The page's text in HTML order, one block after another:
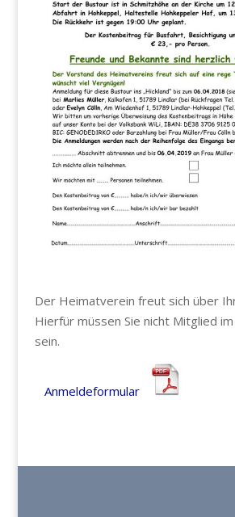
Der Heimatverein freut sich über
Hierfür müssen Sie nicht Mitglied
sein.
Anmeldeformular